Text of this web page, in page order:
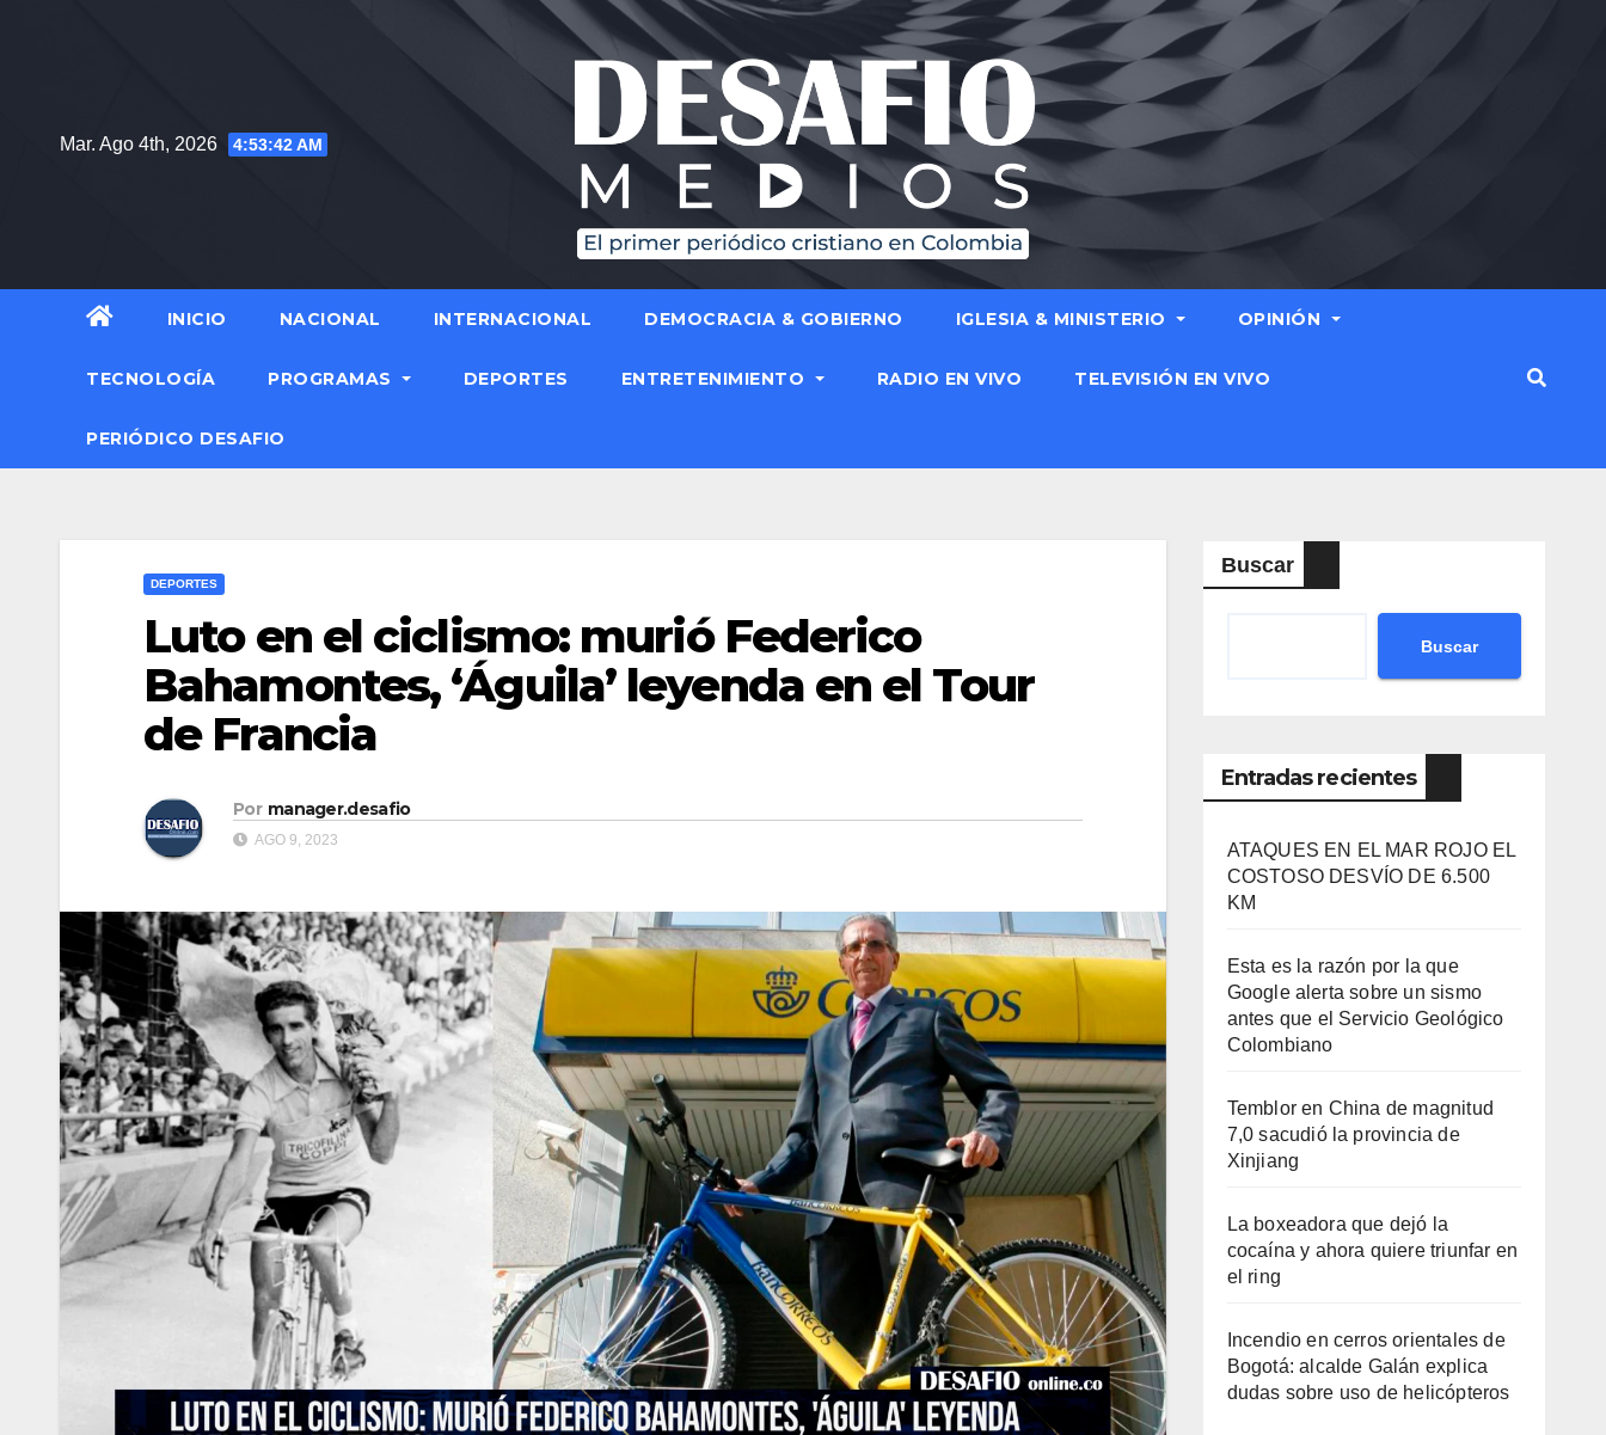
Mar. Ago 4th, 2026 4:53:43 AM
INICIO NACIONAL INTERNACIONAL DEMOCRACIA & GOBIERNO IGLESIA & MINISTERIO OPINIÓN
TECNOLOGÍA PROGRAMAS DEPORTES ENTRETENIMIENTO RADIO EN VIVO TELEVISIÓN EN VIVO
PERIÓDICO DESAFIO
DEPORTES
Luto en el ciclismo: murió Federico
Bahamontes, ‘Águila’ leyenda en el Tour
de Francia
Por manager.desafio
AGO 9, 2023
Buscar
Buscar
Entradas recientes
ATAQUES EN EL MAR ROJO EL
COSTOSO DESVÍO DE 6.500
KM
Esta es la razón por la que
Google alerta sobre un sismo
antes que el Servicio Geológico
Colombiano
Temblor en China de magnitud
7,0 sacudió la provincia de
Xinjiang
La boxeadora que dejó la
cocaína y ahora quiere triunfar en
el ring​
Incendio en cerros orientales de
Bogotá: alcalde Galán explica
dudas sobre uso de helicópteros